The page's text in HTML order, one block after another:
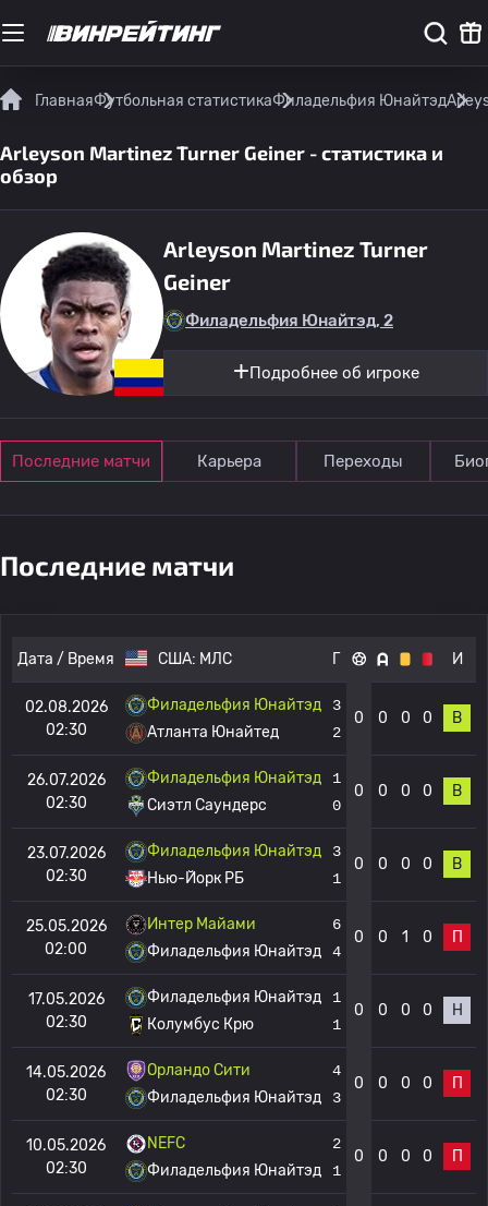
ГлавнаяФутбольная статистикаФиладельфия Юнайтэд
Arleyson Martinez Turner Geiner - статистика и
обзор
Arleyson Martinez Turner
Geiner
Филадельфия Юнайтэд, 2
Подробнее об игроке
Последние матчи Карьера Переходы
Последние матчи
Дата / Время США: МЛС Г И
02.08.2026
02:30
Филадельфия Юнайтэд
Атланта Юнайтед
3
2
0 0 0 0 В
26.07.2026
02:30
Филадельфия Юнайтэд
Сиэтл Саундерс
1
0
0 0 0 0 В
23.07.2026
02:30
Филадельфия Юнайтэд
Нью-Йорк РБ
3
1
0 0 0 0 В
25.05.2026
02:00
Интер Майами
Филадельфия Юнайтэд
6
4
0 0 1 0 П
17.05.2026
02:30
Филадельфия Юнайтэд
Колумбус Крю
1
1
0 0 0 0 Н
14.05.2026
02:30
Орландо Сити
Филадельфия Юнайтэд
4
3
0 0 0 0 П
10.05.2026
02:30
NEFC
Филадельфия Юнайтэд
2
1
0 0 0 0 П